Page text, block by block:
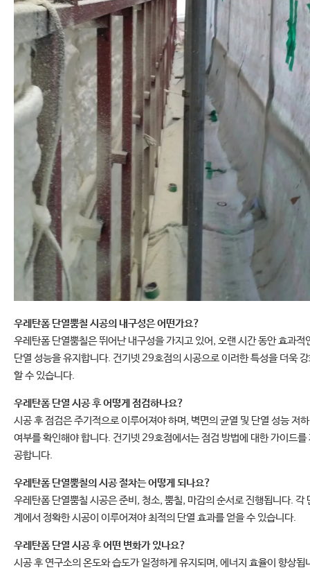
우레탄폼 단열뿜칠 시공의 내구성은 어떤가요?
우레탄폼 단열뿜칠은 뛰어난 내구성을 가지고 있어, 오랜 시간 동안 효과적
단열 성능을 유지합니다. 건기넷 29호점의 시공으로 이러한 특성을 더욱
할 수 있습니다.
우레탄폼 단열 시공 후 어떻게 점검하나요?
시공 후 점검은 주기적으로 이루어져야 하며, 벽면의 균열 및 단열 성능 저하
여부를 확인해야 합니다. 건기넷 29호점에서는 점검 방법에 대한 가이드를
공합니다.
우레탄폼 단열뿜칠의 시공 절차는 어떻게 되나요?
우레탄폼 단열뿜칠 시공은 준비, 청소, 뿜칠, 마감의 순서로 진행됩니다. 각
계에서 정확한 시공이 이루어져야 최적의 단열 효과를 얻을 수 있습니다.
우레탄폼 단열 시공 후 어떤 변화가 있나요?
시공 후 연구소의 온도와 습도가 일정하게 유지되며, 에너지 효율이 향상됩